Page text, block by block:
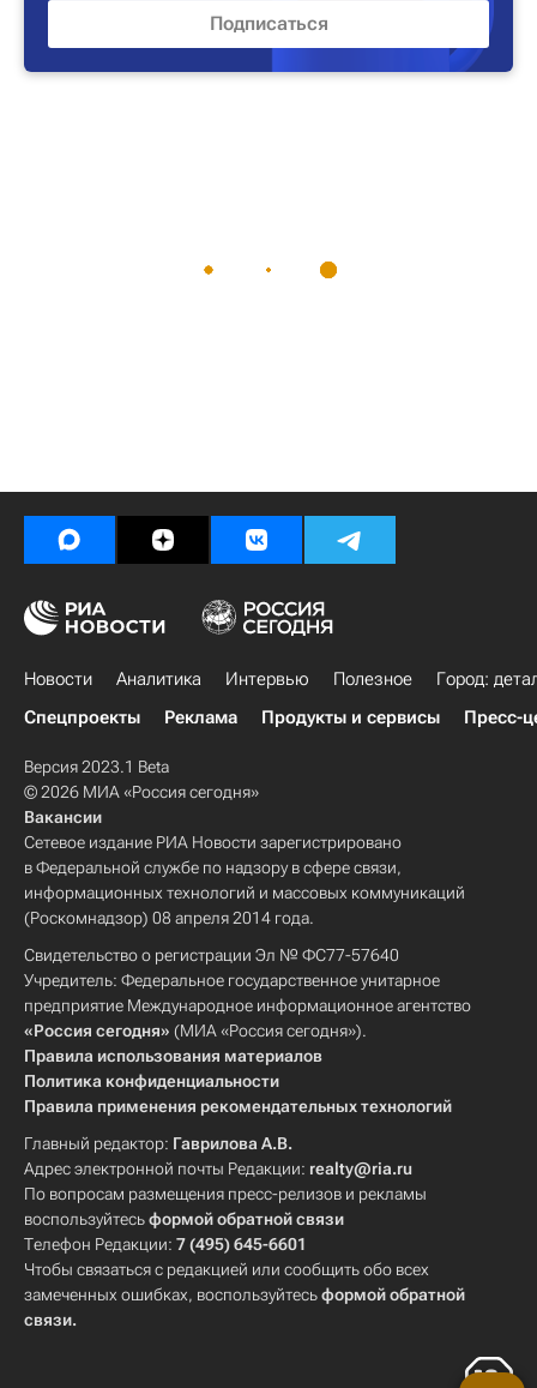
Новости Аналитика Интервью Полезное
Город:
Спецпроекты
Реклама Продукты и сервисы Пресс-
Версия 2023.1 Beta
© 2026 МИА «Россия сегодня»
Вакансии
Сетевое издание РИА Новости зарегистрировано
в Федеральной службе по надзору в сфере связи,
информационных технологий и массовых коммуникаций
(Роскомнадзор) 08 апреля 2014 года.
Свидетельство о регистрации Эл № ФС77-57640
Учредитель: Федеральное государственное унитарное
предприятие Международное информационное агентство
«Россия сегодня» (МИА «Россия сегодня»).
Правила использования материалов
Политика конфиденциальности
Правила применения рекомендательных технологий
Главный редактор: Гаврилова А.В.
Адрес электронной почты Редакции: realty@ria.ru
По вопросам размещения пресс-релизов и рекламы
воспользуйтесьформой обратной связи
Телефон Редакции: 7 (495) 645-6601
Чтобы связаться с редакцией или сообщить обо всех
замеченных ошибках, воспользуйтесьформой обратной
связи.